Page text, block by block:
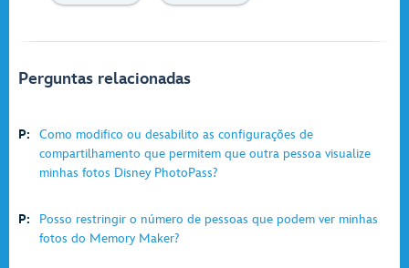
Perguntas relacionadas
P:
Como modifico ou desabilito as configurações de
compartilhamento que permitem que outra pessoa visualize
minhas fotos Disney PhotoPass?
P:
Posso restringir o número de pessoas que podem ver minhas
fotos do Memory Maker?